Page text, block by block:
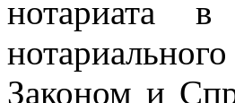
нотариата
Законом и